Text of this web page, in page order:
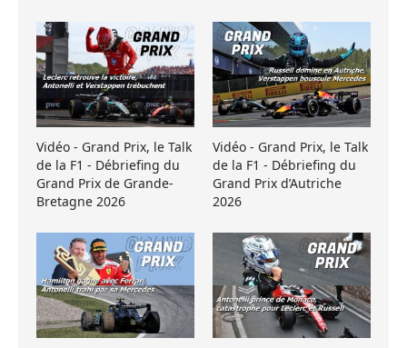
Vidéo - Grand Prix, le Talk
de la F1 - Débriefing du
Grand Prix de Grande-
Bretagne 2026
Vidéo - Grand Prix, le Talk
de la F1 - Débriefing du
Grand Prix d’Autriche
2026